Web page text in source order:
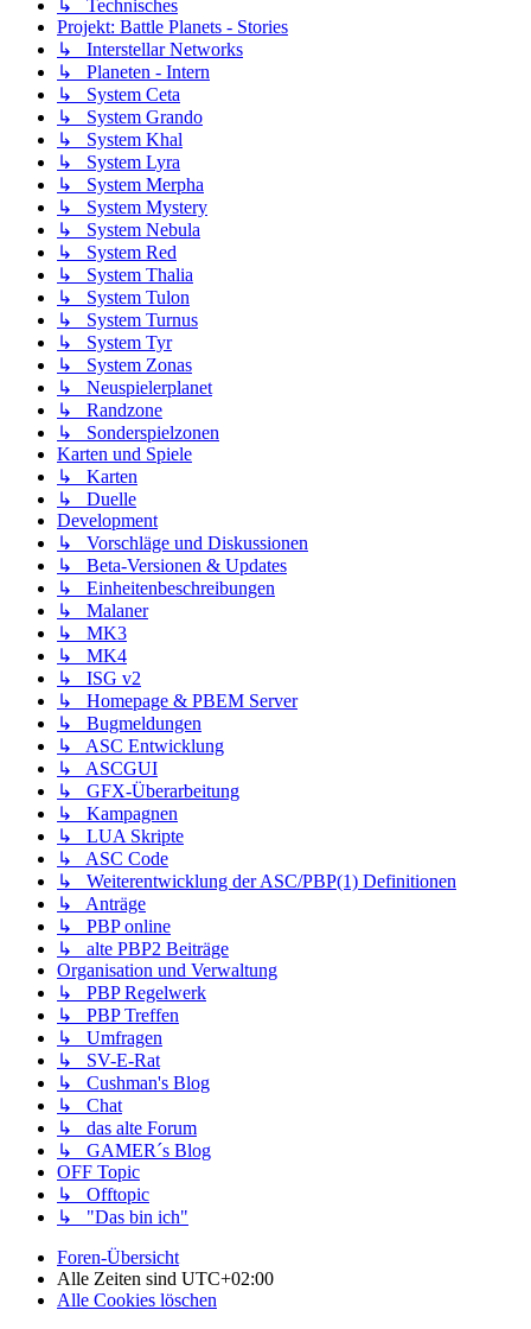
↳ Technisches
Projekt: Battle Planets - Stories
↳ Interstellar Networks
↳ Planeten - Intern
↳ System Ceta
↳ System Grando
↳ System Khal
↳ System Lyra
↳ System Merpha
↳ System Mystery
↳ System Nebula
↳ System Red
↳ System Thalia
↳ System Tulon
↳ System Turnus
↳ System Tyr
↳ System Zonas
↳ Neuspielerplanet
↳ Randzone
↳ Sonderspielzonen
Karten und Spiele
↳ Karten
↳ Duelle
Development
↳ Vorschläge und Diskussionen
↳ Beta-Versionen & Updates
↳ Einheitenbeschreibungen
↳ Malaner
↳ MK3
↳ MK4
↳ ISG v2
↳ Homepage & PBEM Server
↳ Bugmeldungen
↳ ASC Entwicklung
↳ ASCGUI
↳ GFX-Überarbeitung
↳ Kampagnen
↳ LUA Skripte
↳ ASC Code
↳ Weiterentwicklung der ASC/PBP(1) Definitionen
↳ Anträge
↳ PBP online
↳ alte PBP2 Beiträge
Organisation und Verwaltung
↳ PBP Regelwerk
↳ PBP Treffen
↳ Umfragen
↳ SV-E-Rat
↳ Cushman's Blog
↳ Chat
↳ das alte Forum
↳ GAMER´s Blog
OFF Topic
↳ Offtopic
↳ "Das bin ich"
Foren-Übersicht
Alle Zeiten sind UTC+02:00
Alle Cookies löschen